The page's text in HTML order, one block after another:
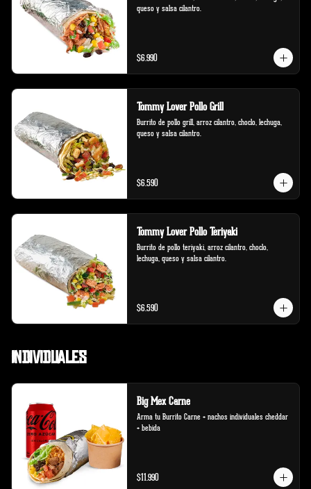
queso y salsa cilantro.
$6.990
Tommy Lover Pollo Grill
Burrito de pollo grill, arroz cilantro, choclo, lechuga,
queso y salsa cilantro.
$6.590
Tommy Lover Pollo Teriyaki
Burrito de pollo teriyaki, arroz cilantro, choclo,
lechuga, queso y salsa cilantro.
$6.590
Individuales
Big Mex Carne
Arma tu Burrito Carne + nachos individuales cheddar
+ bebida
$11.990